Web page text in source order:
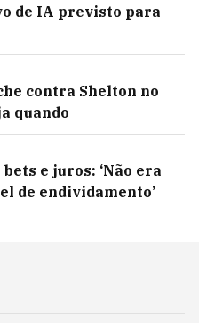
de IA previsto para
contra Shelton no
quando
e juros: ‘Não era
de endividamento’